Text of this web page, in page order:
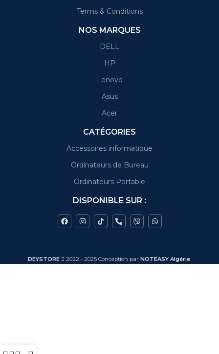
Terms & Conditions
NOS MARQUES
DELL
HP
Lenovo
Asus
Acer
CATÉGORIES
Accessoires informatique
Ordinateurs de Bureau
Ordinateurs Portable
DISPONIBLE SUR :
DEYSTORE 2022 - 2025 Conception par NOTEASY Algérie.